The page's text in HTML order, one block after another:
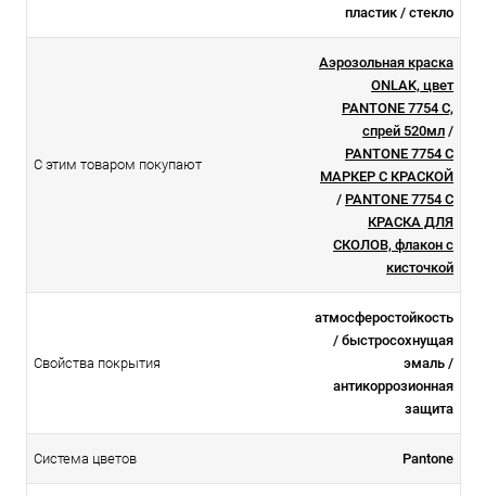
пластик / стекло
С этим товаром покупают
Аэрозольная краска
ONLAK, цвет
PANTONE 7754 C,
спрей 520мл /
PANTONE 7754 C
МАРКЕР С КРАСКОЙ
/ PANTONE 7754 C
КРАСКА ДЛЯ
СКОЛОВ, флакон с
кисточкой
Свойства покрытия
атмосферостойкоcть
/ быстросохнущая
эмаль /
антикоррозионная
защита
Система цветов Pantone